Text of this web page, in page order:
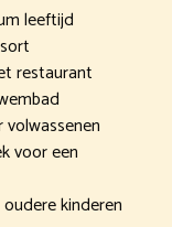
leeftijd
restaurant
voor een
kinderen